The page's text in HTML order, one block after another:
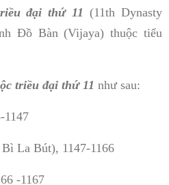
đại thứ 11 (11th Dynasty
Đồ Bàn (Vijaya) thuộc tiểu
triều đại thứ 11 như sau:
1147
La Bút), 1147-1166
-1167